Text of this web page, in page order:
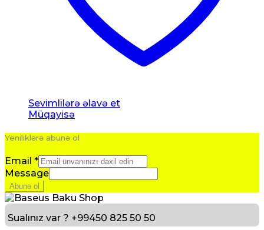
Sevimlilərə əlavə et
Müqayisə
Yeniliklərə abunə ol
Email *
Message
Abunə ol
Sualınız var ? +99450 825 50 50